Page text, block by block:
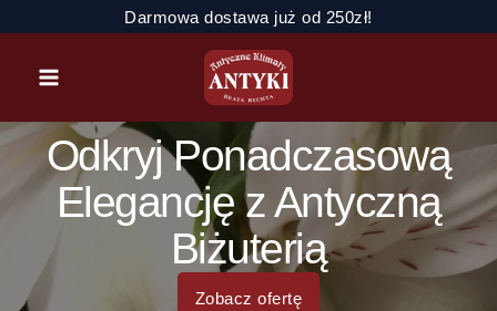
do
Darmowa dostawa już od 250zł!
Odkryj Ponadczasową
Elegancję z Antyczną
Biżuterią
Zobacz ofertę